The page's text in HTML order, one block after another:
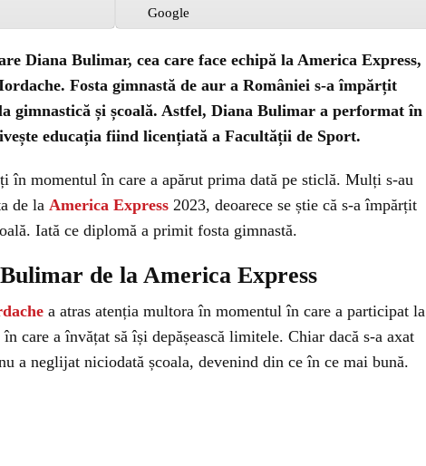
Diana Bulimar, cea care face echipă la America Express,
Fosta gimnastă de aur a României s-a împărțit
gimnastică și școală. Astfel, Diana Bulimar a performat în
educația fiind licențiată a Facultății de Sport.
în momentul în care a apărut prima dată pe sticlă. Mulți s-au
de la America Express 2023, deoarece se știe că s-a împărțit
Iată ce diplomă a primit fosta gimnastă.
de la America Express
a atras atenția multora în momentul în care a participat la
care a învățat să își depășească limitele. Chiar dacă s-a axat
a neglijat niciodată școala, devenind din ce în ce mai bună.